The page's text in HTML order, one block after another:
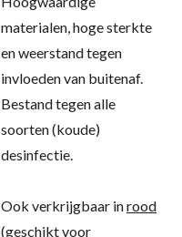
materialen, hoge sterkte
en weerstand tegen
invloeden van buitenaf.
Bestand tegen alle
soorten (koude)
desinfectie.
Ook verkrijgbaar inrood
(geschikt voor